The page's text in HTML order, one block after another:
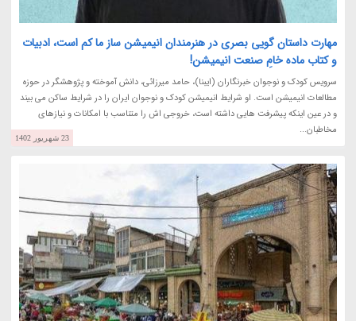
مهارت داستان گویی بصری در هنرمندان انیمیشن ساز ما کم است، ادبیات
و کتاب ماده خامِ صنعت انیمیشن!
سرویس کودک و نوجوان خبرنگاران (ایبنا)، حامد میرزائی، دانش آموخته و پژوهشگر در حوزه
مطالعات انیمیشن است. او شرایط انیمیشن کودک و نوجوان ایران را در شرایط ساکن می بیند
و در عین اینکه پیشرفت هایی داشته است، خروجی اش را متناسب با امکانات و نیازهای
مخاطبان...
23 شهریور 1402